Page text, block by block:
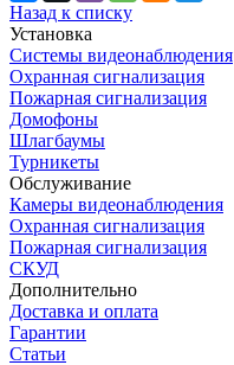
Назад к списку
Установка
Системы видеонаблюдения
Охранная сигнализация
Пожарная сигнализация
Домофоны
Шлагбаумы
Турникеты
Обслуживание
Камеры видеонаблюдения
Охранная сигнализация
Пожарная сигнализация
СКУД
Дополнительно
Доставка и оплата
Гарантии
Статьи